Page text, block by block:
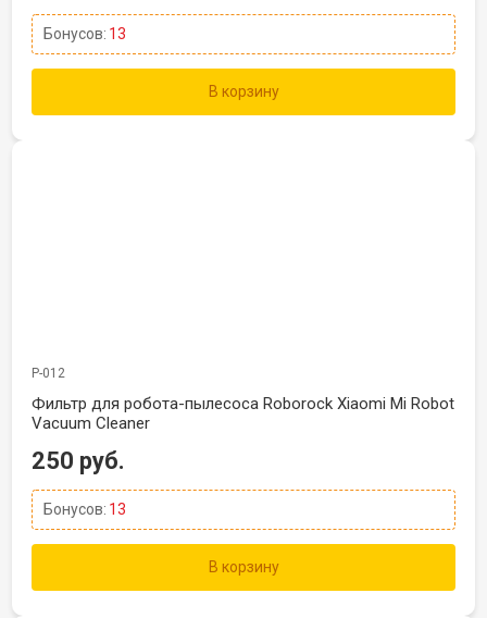
Бонусов: 13
В корзину
Р-012
Фильтр для робота-пылесоса Roborock Xiaomi Mi Robot
Vacuum Cleaner
250 руб.
Бонусов: 13
В корзину